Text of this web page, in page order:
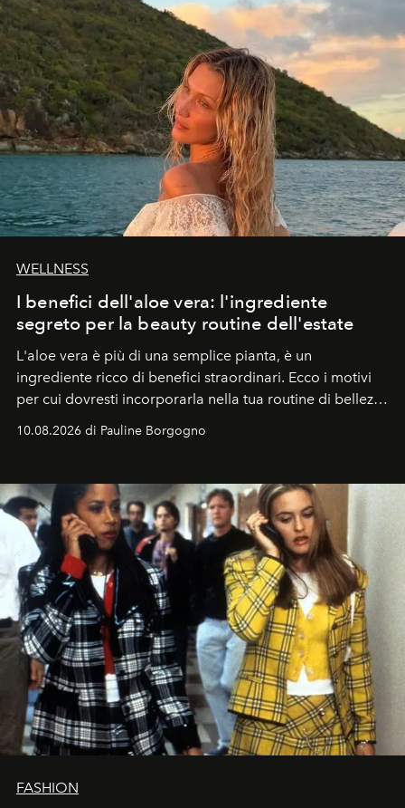
WELLNESS
I benefici dell'aloe vera: l'ingrediente
segreto per la beauty routine dell'estate
L'aloe vera è più di una semplice pianta, è un
ingrediente ricco di benefici straordinari. Ecco i motivi
per cui dovresti incorporarla nella tua routine di bellezza
10.08.2026 di Pauline Borgogno
FASHION